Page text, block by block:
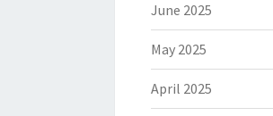
June 2025
May 2025
April 2025